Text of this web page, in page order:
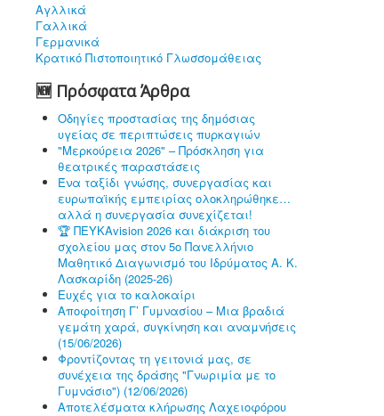
Αγλλικά
Γαλλικά
Γερμανικά
Κρατικό Πιστοποιητικό Γλωσσομάθειας
🆕 Πρόσφατα Άρθρα
Οδηγίες προστασίας της δημόσιας
υγείας σε περιπτώσεις πυρκαγιών
"Μερκούρεια 2026" – Πρόσκληση για
θεατρικές παραστάσεις
Ένα ταξίδι γνώσης, συνεργασίας και
ευρωπαϊκής εμπειρίας ολοκληρώθηκε…
αλλά η συνεργασία συνεχίζεται!
🏆 ΠΕΥΚΑvision 2026 και διάκριση του
σχολείου μας στον 5ο Πανελλήνιο
Μαθητικό Διαγωνισμό του Ιδρύματος Α. Κ.
Λασκαρίδη (2025-26)
Ευχές για το καλοκαίρι
Αποφοίτηση Γ’ Γυμνασίου – Μια βραδιά
γεμάτη χαρά, συγκίνηση και αναμνήσεις
(15/06/2026)
Φροντίζοντας τη γειτονιά μας, σε
συνέχεια της δράσης "Γνωριμία με το
Γυμνάσιο") (12/06/2026)
Αποτελέσματα κλήρωσης Λαχειοφόρου